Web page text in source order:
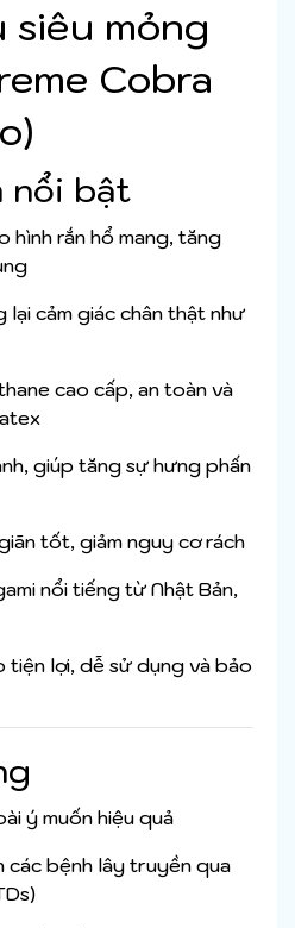
siêu mỏng
Cobra
nổi bật
hình rắn hổ mang, tăng
lại cảm giác chân thật như
cao cấp, an toàn và
giúp tăng sự hưng phấn
tốt, giảm nguy cơ rách
nổi tiếng từ Nhật Bản,
tiện lợi, dễ sử dụng và bảo
ý muốn hiệu quả
các bệnh lây truyền qua